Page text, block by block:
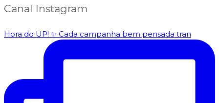
Canal Instagram
Hora do UP! ✨️ Cada campanha bem pensada tran